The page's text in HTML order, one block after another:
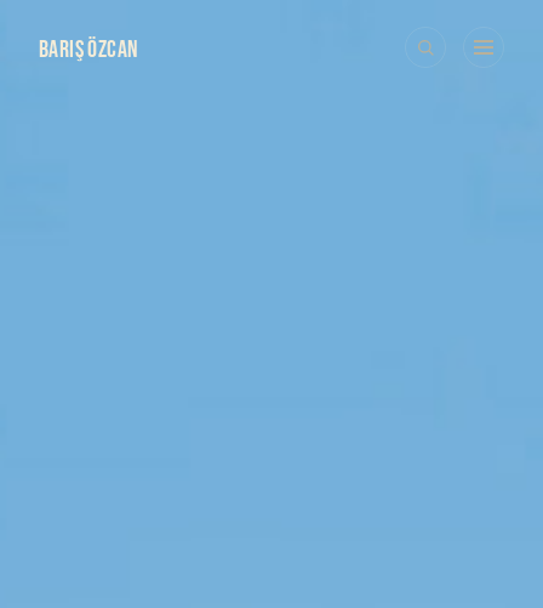
BARIŞ ÖZCAN